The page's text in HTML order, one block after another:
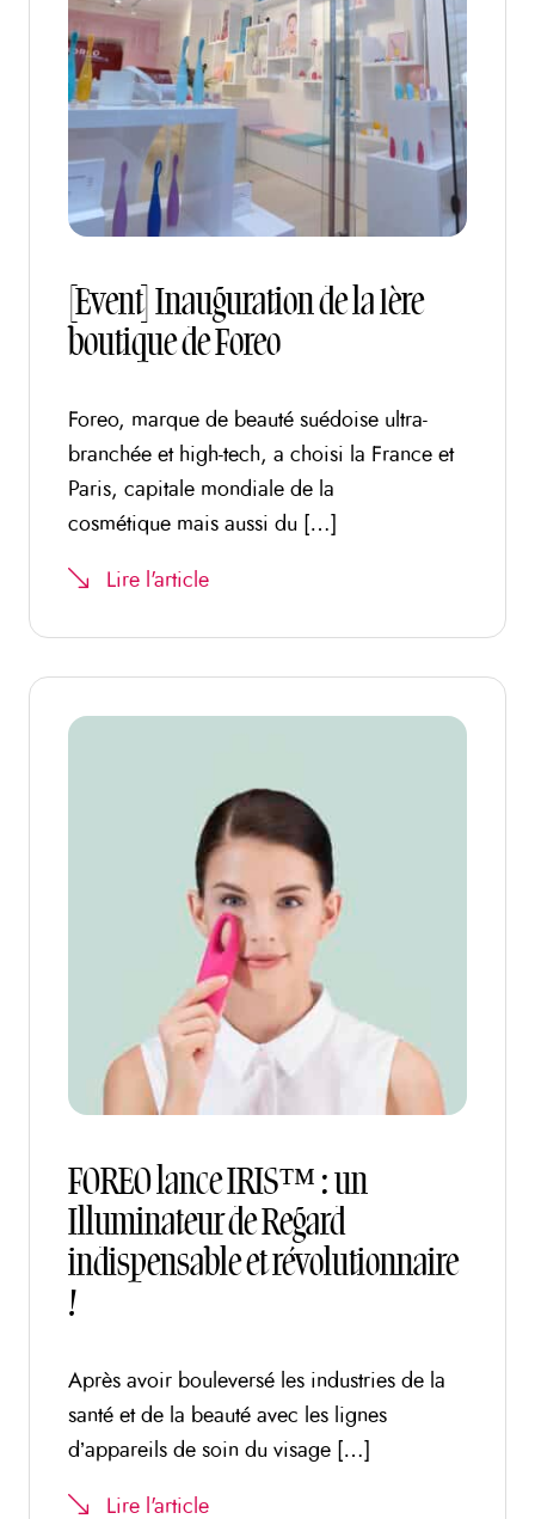
[Event] Inauguration de la 1ère
boutique de Foreo
Foreo, marque de beauté suédoise ultra-
branchée et high-tech, a choisi la France et
Paris, capitale mondiale de la
cosmétique mais aussi du […]
Lire l'article
FOREO lance IRIS™ : un
Illuminateur de Regard
indispensable et révolutionnaire
!
Après avoir bouleversé les industries de la
santé et de la beauté avec les lignes
d’appareils de soin du visage […]
Lire l'article